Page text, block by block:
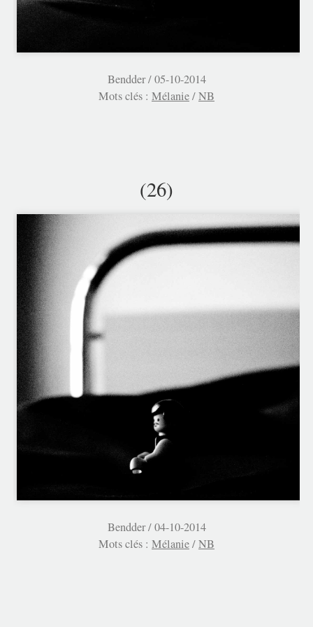
Bendder /05-10-2014
Mots clés : Mélanie/NB
(26)
Bendder /04-10-2014
Mots clés : Mélanie/NB